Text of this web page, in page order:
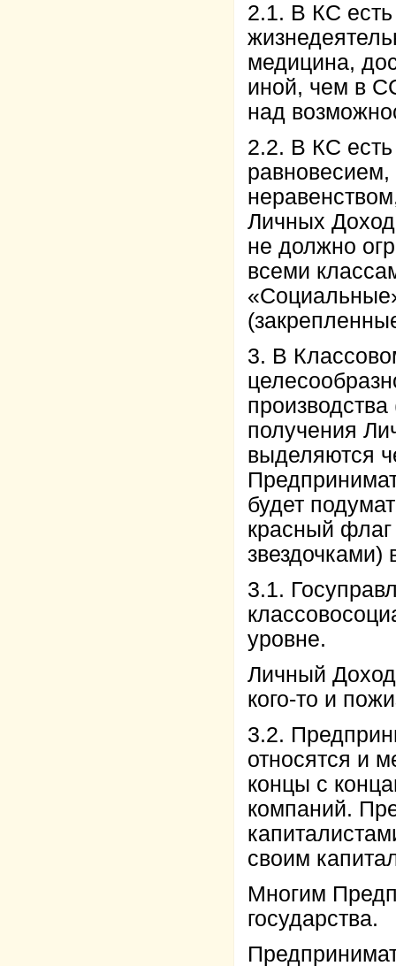
2.1. В КС
медицина,
иной, чем в
над
2.2. В КС есть
Личных
не должно
всеми
3. В
получения
выделяются
будет
красный
3.1.
уровне.
Личный
кого-то и
3.2.
относятся и
концы с
компаний.
своим
Многим
государства.